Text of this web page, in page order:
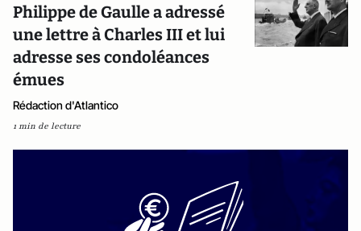
Philippe de Gaulle a adressé
une lettre à Charles III et lui
adresse ses condoléances
émues
Rédaction d'Atlantico
1 min de lecture